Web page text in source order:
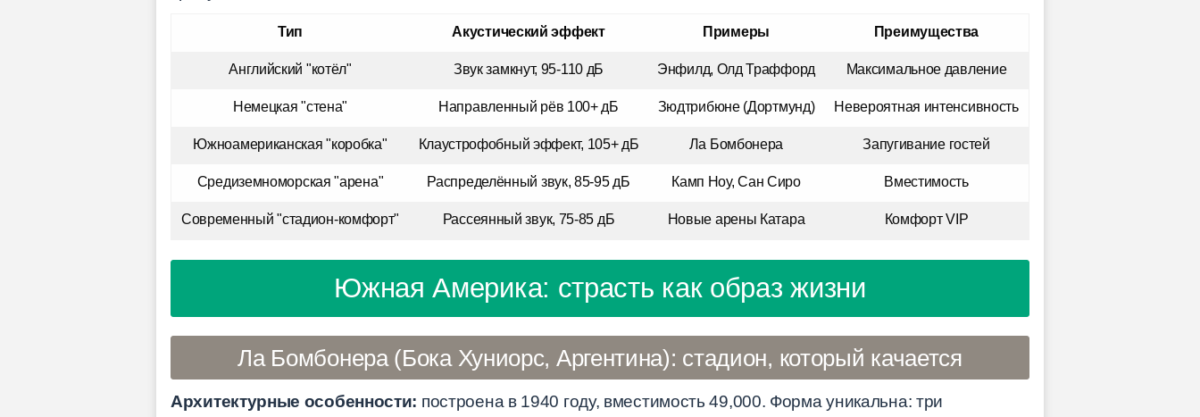
Тип Акустический эффект Примеры Преимущества
Английский "котёл" Звук замкнут, 95-110 дБ Энфилд, Олд Траффорд Максимальное давление
Немецкая "стена" Направленный рёв 100+ дБ Зюдтрибюне (Дортмунд) Невероятная интенсивность
Южноамериканская "коробка" Клаустрофобный эффект, 105+ дБ Ла Бомбонера Запугивание гостей
Средиземноморская "арена" Распределённый звук, 85-95 дБ Камп Ноу, Сан Сиро Вместимость
Современный "стадион-комфорт" Рассеянный звук, 75-85 дБ Новые арены Катара Комфорт VIP
Южная Америка: страсть как образ жизни
Ла Бомбонера (Бока Хуниорс, Аргентина): стадион, который качается
Архитектурные особенности: построена в 1940 году, вместимость 49,000. Форма уникальна: три